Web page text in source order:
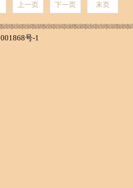
上一页 下一页 末页
号-1